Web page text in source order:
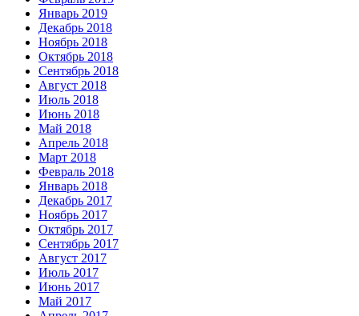
Январь 2019
Декабрь 2018
Ноябрь 2018
Октябрь 2018
Сентябрь 2018
Август 2018
Июль 2018
Июнь 2018
Май 2018
Апрель 2018
Март 2018
Февраль 2018
Январь 2018
Декабрь 2017
Ноябрь 2017
Октябрь 2017
Сентябрь 2017
Август 2017
Июль 2017
Июнь 2017
Май 2017